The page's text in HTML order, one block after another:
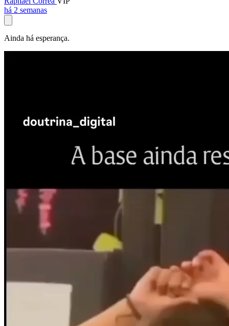
há 2 semanas
Ainda há esperança.